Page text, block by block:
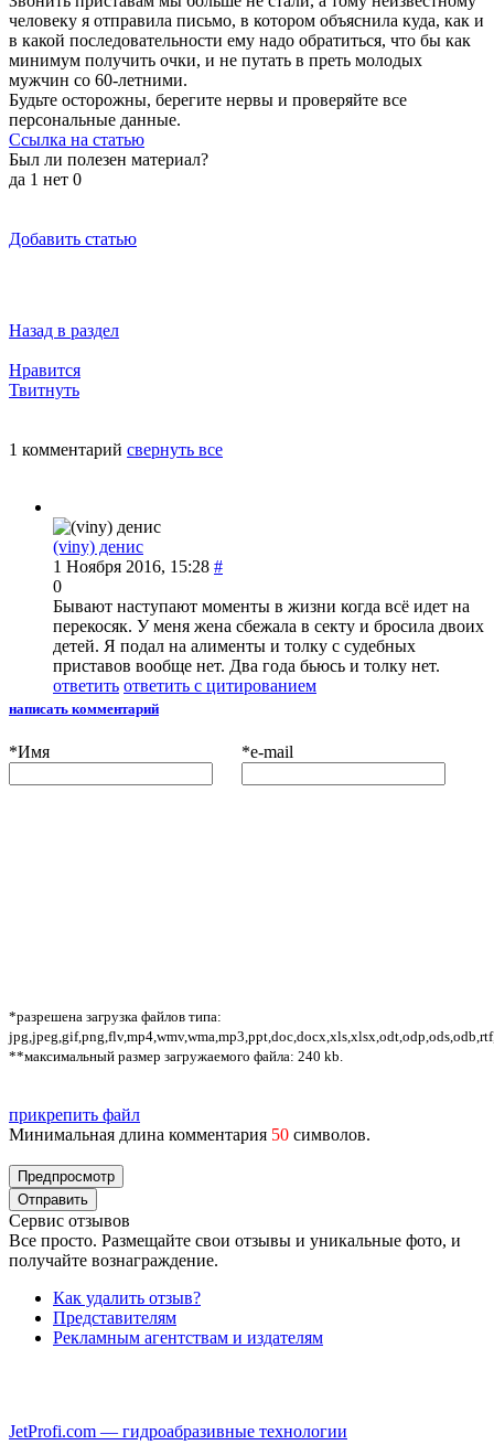
человеку я отправила письмо, в котором объяснила куда, как и
в какой последовательности ему надо обратиться, что бы как
минимум получить очки, и не путать в преть молодых
мужчин со 60-летними.
Будьте осторожны, берегите нервы и проверяйте все
персональные данные.
Ссылка на статью
Был ли полезен материал?
да 1 нет 0
Добавить статью
Назад в раздел
Нравится
Твитнуть
1 комментарий свернуть все
(viny) денис
1 Ноября 2016, 15:28 #
0
Бывают наступают моменты в жизни когда всё идет на
перекосяк. У меня жена сбежала в секту и бросила двоих
детей. Я подал на алименты и толку с судебных
приставов вообще нет. Два года бьюсь и толку нет.
ответить ответить с цитированием
написать комментарий
*Имя *e-mail
*разрешена загрузка файлов типа:
**максимальный размер загружаемого файла: 240 kb.
прикрепить файл
Минимальная длина комментария 50 символов.
Сервис отзывов
Все просто. Размещайте свои отзывы и уникальные фото, и
получайте вознаграждение.
Как удалить отзыв?
Представителям
Рекламным агентствам и издателям
JetProfi.com — гидроабразивные технологии